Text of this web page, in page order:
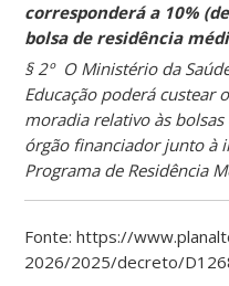
corresponderá a 10%
bolsa de residência
§ 2º O Ministério da
Educação poderá custear
moradia relativo às
órgão financiador junto à
Programa de Residência
Fonte: https://
2026/2025/decreto/